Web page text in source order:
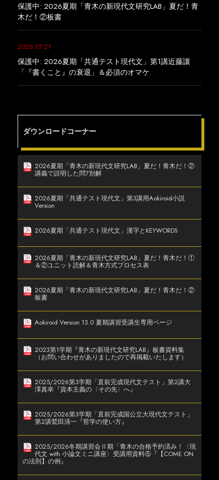
保護中: 2026夏期「青木の新現代文研究LAB」夏だ！青
木だ！②板書
2026.07.27
保護中: 2026夏期「共通テスト現代文」第1講近藤讓
「『書くこと』の衰退」＆必須のオマケ
ダウンロードコーナー
2026夏期「青木の新現代文研究LAB」夏だ！青木だ！②
講義で説明した問7別解
2026夏期「共通テスト現代文」第3講用Aokiroid小説
Version
2026夏期「共通テスト現代文」漢字とKEYWORDS
2026夏期「青木の新現代文研究LAB」夏だ！青木だ！①
＆②ユニット読解＆青木方式プロセス表
2026夏期「青木の新現代文研究LAB」夏だ！青木だ！②
板書
Aokiroid Version 13.0 夏期講習受講生専用ページ
2023第1学期『青木の新現代文研究LAB』板書資料集
（お問い合わせがありましたので再掲載いたします）
2025/2026第3学期「直前完成現代文テスト」第2講大
澤真幸『資本主義の〈その先〉へ』
2025/2026第3学期「直前完成国公立大現代文テスト」
第2講鷲田清一『哲学の使い方』
2025/2026冬期講習会Ⅱ期「青木の合格予約済み！〈現
代文 with 小論文ミニ講座〉受講用資料⑤『【COME ON
の法則】の例』